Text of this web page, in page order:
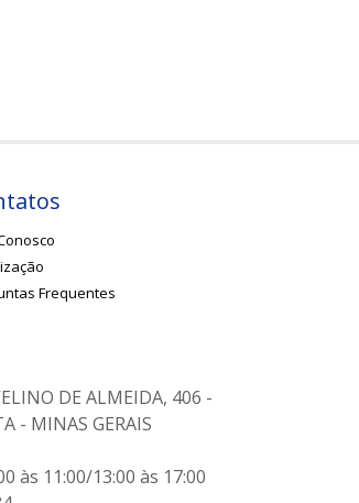
Frequentes
DE ALMEIDA, 406 -
- MINAS GERAIS
às 11:00/13:00 às 17:00